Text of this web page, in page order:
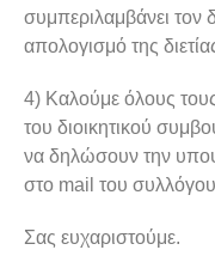
συμπεριλαμβάνει τον
απολογισμό της
4) Καλούμε όλους τους
του διοικητικού
να δηλώσουν την
στο mail του
Σας ευχαριστούμε.